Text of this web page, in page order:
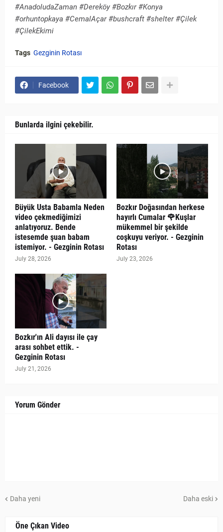
#AnadoludaZaman #Dereköy #Bozkır #Konya
#orhuntopkaya #CemalAçar #bushcraft #shelter #Çilek
#ÇilekEkimi
Tags Gezginin Rotası
Facebook
Bunlarda ilgini çekebilir.
Büyük Usta Babamla Neden
video çekmediğimizi
anlatıyoruz. Bende
istesemde şuan babam
istemiyor. - Gezginin Rotası
July 28, 2026
Bozkır Doğasından herkese
hayırlı Cumalar 🌹Kuşlar
mükemmel bir şekilde
coşkuyu veriyor. - Gezginin
Rotası
July 23, 2026
Bozkır'ın Ali dayısı ile çay
arası sohbet ettik. -
Gezginin Rotası
July 21, 2026
Yorum Gönder
Daha yeni Daha eski
Öne Çıkan Video